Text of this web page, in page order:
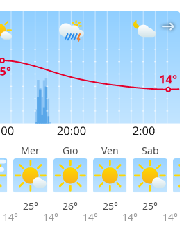
Mer Gio Ven Sab
14°
25°
14°
26°
14°
25°
14°
25°
14°